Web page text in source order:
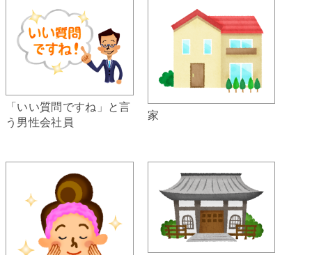
「いい質問ですね」と言
う男性会社員
家